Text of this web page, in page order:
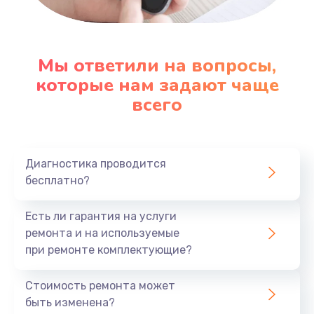
Заказать
Ремонт подсветки
Заказать
930 руб.
Заказать
Мы ответили на вопросы,
которые нам задают чаще
всего
Диагностика проводится
бесплатно?
Есть ли гарантия на услуги
ремонта и на используемые
при ремонте комплектующие?
Стоимость ремонта может
быть изменена?